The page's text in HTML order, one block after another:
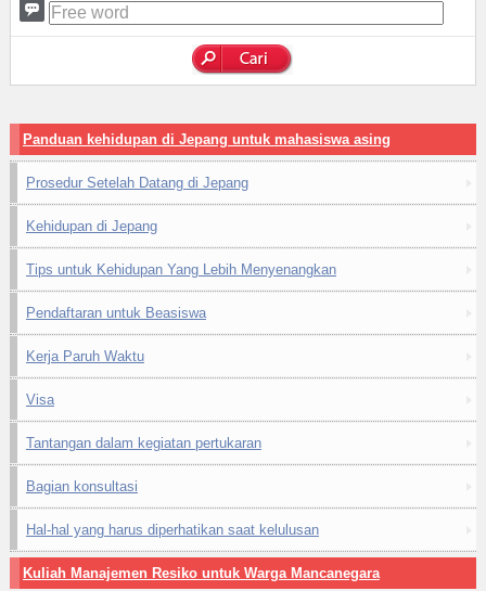
Panduan kehidupan di Jepang untuk mahasiswa asing
Prosedur Setelah Datang di Jepang
Kehidupan di Jepang
Tips untuk Kehidupan Yang Lebih Menyenangkan
Pendaftaran untuk Beasiswa
Kerja Paruh Waktu
Visa
Tantangan dalam kegiatan pertukaran
Bagian konsultasi
Hal-hal yang harus diperhatikan saat kelulusan
Kuliah Manajemen Resiko untuk Warga Mancanegara